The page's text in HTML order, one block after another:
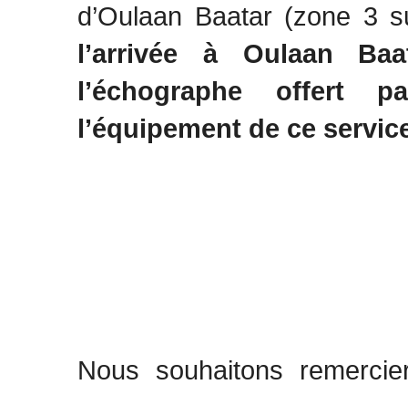
d’Oulaan Baatar (zone 3
l’arrivée à Oulaan
l’échographe offert
l’équipement de ce
Nous souhaitons